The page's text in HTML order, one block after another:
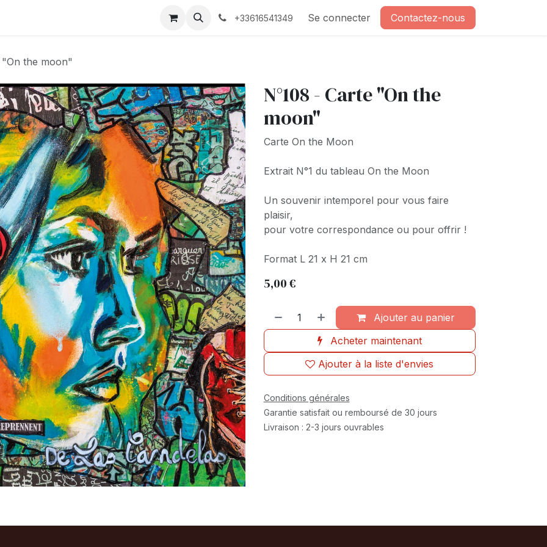
+33616541349 Se connecter Contactez-nous
"On the moon"
N°108 - Carte "On the
moon"
Carte On the Moon
Extrait N°1 du tableau On the Moon
Un souvenir intemporel pour vous faire
plaisir,
pour votre correspondance ou pour offrir !
Format L 21 x H 21 cm
5,00€
Ajouter au panier
Acheter maintenant
Ajouter à la liste d'envies
Conditions générales
Garantie satisfait ou remboursé de 30 jours
Livraison : 2-3 jours ouvrables